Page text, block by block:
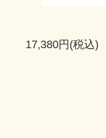
17,380円(税込)